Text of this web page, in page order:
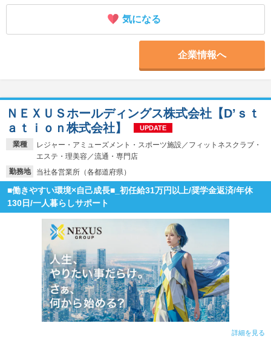
気になる
企業情報へ
業種
レジャー・アミューズメント・スポーツ施設／フィットネスクラブ・
エステ・理美容／流通・専門店
勤務地
当社各営業所（各都道府県）
ＮＥＸＵＳホールディングス株式会社【D’ｓｔ
ａｔｉｏｎ株式会社】
UPDATE
■働きやすい環境×自己成長■_初任給31万円以上/奨学金返済/年休
130日/一人暮らしサポート
詳細を見る